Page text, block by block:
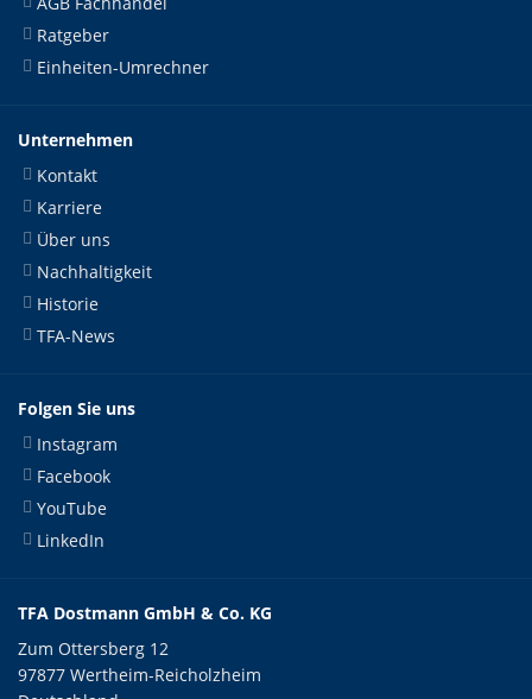
Ratgeber
Einheiten-Umrechner
Unternehmen
Kontakt
Karriere
Über uns
Nachhaltigkeit
Historie
TFA-News
Folgen Sie uns
Instagram
Facebook
YouTube
LinkedIn
TFA Dostmann GmbH & Co. KG
Zum Ottersberg 12
97877 Wertheim-Reicholzheim